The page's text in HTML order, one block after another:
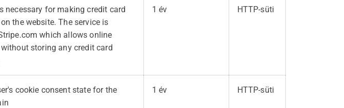
necessary for making credit card
the website. The service is
which allows online
storing any credit card
1 év HTTP-süti
cookie consent state for the
1 év HTTP-süti